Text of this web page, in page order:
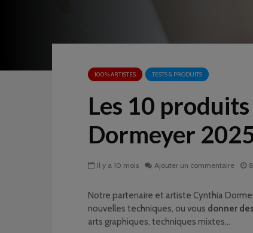
100% ARTISTES TESTS & PRODUITS
Les 10
Dormeyer
Il y a 10 mois Ajouter un commentaire
Notre partenaire et artiste Cynthia
nouvelles techniques, ou vous donner
arts graphiques, techniques mixtes…